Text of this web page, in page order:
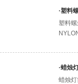
·塑料
塑料
·蜡烛
蜡烛